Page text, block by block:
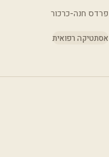
פרדס חנה-כרכור
אסתטיקה רפואית